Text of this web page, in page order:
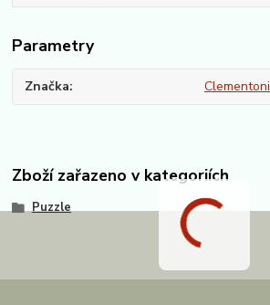
Parametry
Značka Clementoni
Zboží zařazeno v kategoriích
Puzzle